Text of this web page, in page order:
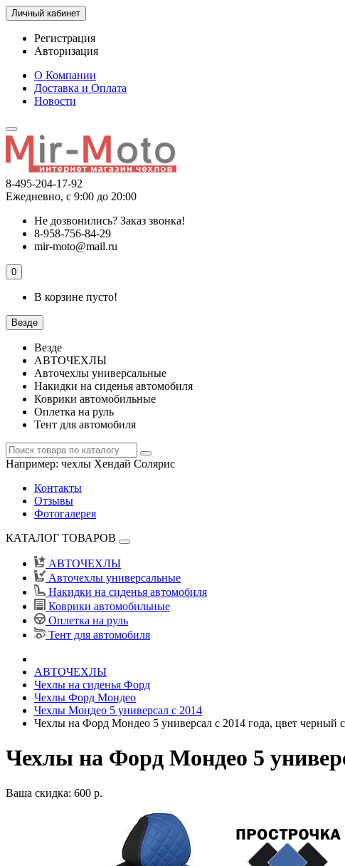
Личный кабинет
Регистрация
Авторизация
О Компании
Доставка и Оплата
Новости
8-495-204-17-92
Ежедневно, с 9:00 до 20:00
Не дозвонились? Заказ звонка!
8-958-756-84-29
mir-moto@mail.ru
0
В корзине пусто!
Везде
Везде
АВТОЧЕХЛЫ
Авточехлы универсальные
Накидки на сиденья автомобиля
Коврики автомобильные
Оплетка на руль
Тент для автомобиля
Например: чехлы Хендай Солярис
Контакты
Отзывы
Фотогалерея
КАТАЛОГ ТОВАРОВ
АВТОЧЕХЛЫ
Авточехлы универсальные
Накидки на сиденья автомобиля
Коврики автомобильные
Оплетка на руль
Тент для автомобиля
АВТОЧЕХЛЫ
Чехлы на сиденья Форд
Чехлы Форд Мондео
Чехлы Мондео 5 универсал с 2014
Чехлы на Форд Мондео 5 универсал с 2014 года, цвет черный
Чехлы на Форд Мондео 5
Ваша скидка: 600 р.